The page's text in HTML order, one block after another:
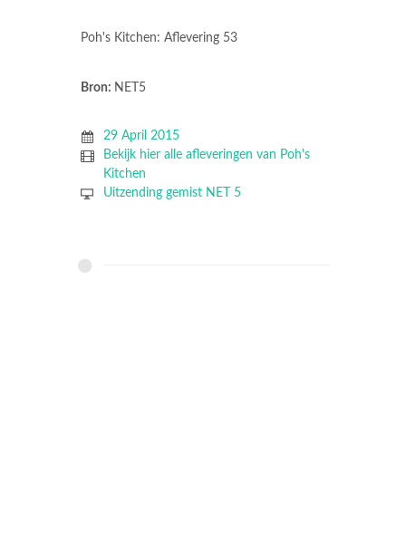
Poh's Kitchen: Aflevering 53
Bron: NET5
29 April 2015
Bekijk hier alle afleveringen van Poh's
Kitchen
Uitzending gemist NET 5